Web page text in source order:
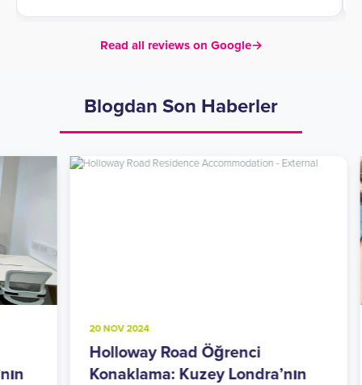
Read all reviews on Google→
Blogdan Son Haberler
20 NOV 2024
Holloway Road Öğrenci
Konaklama: Kuzey Londra’nın